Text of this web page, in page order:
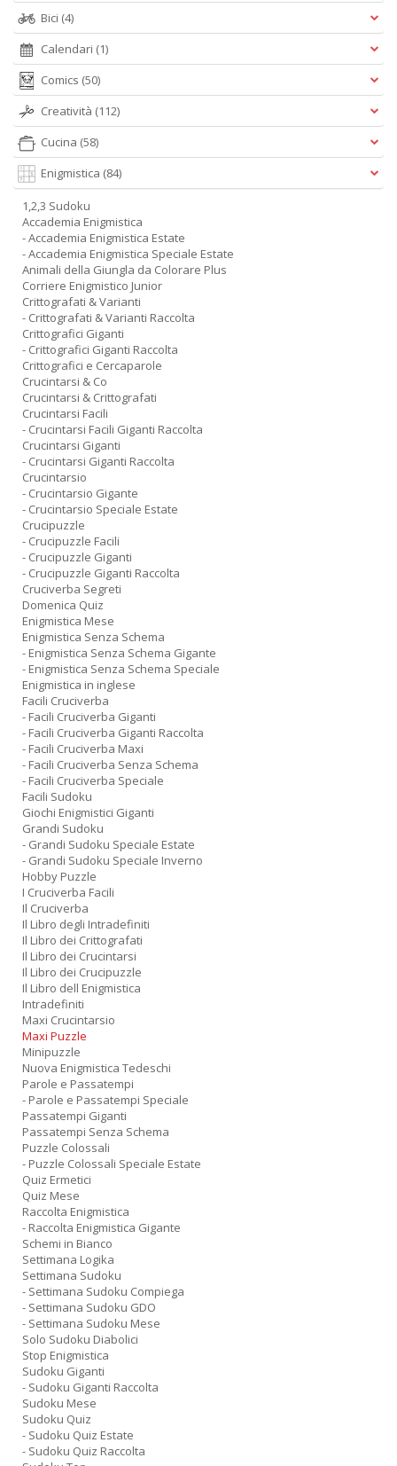
Bici (4)
Calendari (1)
Comics (50)
Creatività (112)
Cucina (58)
Enigmistica (84)
1,2,3 Sudoku
Accademia Enigmistica
- Accademia Enigmistica Estate
- Accademia Enigmistica Speciale Estate
Animali della Giungla da Colorare Plus
Corriere Enigmistico Junior
Crittografati & Varianti
- Crittografati & Varianti Raccolta
Crittografici Giganti
- Crittografici Giganti Raccolta
Crittografici e Cercaparole
Crucintarsi & Co
Crucintarsi & Crittografati
Crucintarsi Facili
- Crucintarsi Facili Giganti Raccolta
Crucintarsi Giganti
- Crucintarsi Giganti Raccolta
Crucintarsio
- Crucintarsio Gigante
- Crucintarsio Speciale Estate
Crucipuzzle
- Crucipuzzle Facili
- Crucipuzzle Giganti
- Crucipuzzle Giganti Raccolta
Cruciverba Segreti
Domenica Quiz
Enigmistica Mese
Enigmistica Senza Schema
- Enigmistica Senza Schema Gigante
- Enigmistica Senza Schema Speciale
Enigmistica in inglese
Facili Cruciverba
- Facili Cruciverba Giganti
- Facili Cruciverba Giganti Raccolta
- Facili Cruciverba Maxi
- Facili Cruciverba Senza Schema
- Facili Cruciverba Speciale
Facili Sudoku
Giochi Enigmistici Giganti
Grandi Sudoku
- Grandi Sudoku Speciale Estate
- Grandi Sudoku Speciale Inverno
Hobby Puzzle
I Cruciverba Facili
Il Cruciverba
Il Libro degli Intradefiniti
Il Libro dei Crittografati
Il Libro dei Crucintarsi
Il Libro dei Crucipuzzle
Il Libro dell Enigmistica
Intradefiniti
Maxi Crucintarsio
Maxi Puzzle
Minipuzzle
Nuova Enigmistica Tedeschi
Parole e Passatempi
- Parole e Passatempi Speciale
Passatempi Giganti
Passatempi Senza Schema
Puzzle Colossali
- Puzzle Colossali Speciale Estate
Quiz Ermetici
Quiz Mese
Raccolta Enigmistica
- Raccolta Enigmistica Gigante
Schemi in Bianco
Settimana Logika
Settimana Sudoku
- Settimana Sudoku Compiega
- Settimana Sudoku GDO
- Settimana Sudoku Mese
Solo Sudoku Diabolici
Stop Enigmistica
Sudoku Giganti
- Sudoku Giganti Raccolta
Sudoku Mese
Sudoku Quiz
- Sudoku Quiz Estate
- Sudoku Quiz Raccolta